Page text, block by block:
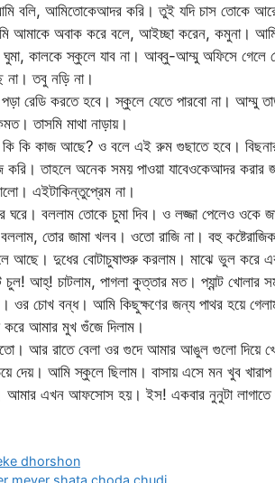
বলি, আমিতোকেআদর করি। তুই যদি চাস তোকে
আমাকে অবাক করে বলে, আইচ্ছা করেন, কমুনা।
ঘুমা, কালকে স্কুলে যাব না। আব্বু-আম্মু অফিসে
না। তবু নড়ি না।
রেডি করতে হবে। স্কুলে যেতে পারবো না। আম্মু
তাসমি মাথা নাড়ায়।
কি কাজ আছে? ও বলে এই রুম গুছাতে হবে। বিছনার
তাহলে অনেক সময় পাওয়া যাবেওকেআদর
এইটাকিন্তুপ্রেম না।
বললাম তোকে চুমা দিব। ও লজ্জা পেলেও ওকে
তোর জামা খলব। ওতো রাজি না। বহু
আছে। দুধের বোটাচুষাশুরু করলাম। মাঝে ভুল করে
আহ্! চাটলাম, পাগলা কুত্তার মত। প্যান্ট খোলার
ওর চোখ বন্ধ। আমি কিছুক্ষণের জন্য পাথর হয়ে
করে আমার মুখ গুঁজে দিলাম।
আর রাতে বেলা ওর গুদে আমার আঙুল গুলো দিয়ে
দেয়। আমি স্কুলে ছিলাম। বাসায় এসে মন খুব খারাপ
এখন আফসোস হয়। ইস! একবার নুনুটা লাগাতে
dhorshon
kajer meyer shata choda chudi